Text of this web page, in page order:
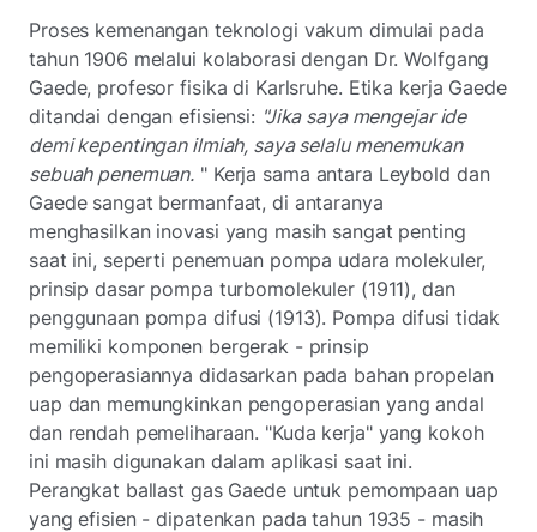
Proses kemenangan teknologi vakum dimulai pada
tahun 1906 melalui kolaborasi dengan Dr. Wolfgang
Gaede, profesor fisika di Karlsruhe. Etika kerja Gaede
ditandai dengan efisiensi: "Jika saya mengejar ide
demi kepentingan ilmiah, saya selalu menemukan
sebuah penemuan. " Kerja sama antara Leybold dan
Gaede sangat bermanfaat, di antaranya
menghasilkan inovasi yang masih sangat penting
saat ini, seperti penemuan pompa udara molekuler,
prinsip dasar pompa turbomolekuler (1911), dan
penggunaan pompa difusi (1913). Pompa difusi tidak
memiliki komponen bergerak - prinsip
pengoperasiannya didasarkan pada bahan propelan
uap dan memungkinkan pengoperasian yang andal
dan rendah pemeliharaan. "Kuda kerja" yang kokoh
ini masih digunakan dalam aplikasi saat ini.
Perangkat ballast gas Gaede untuk pemompaan uap
yang efisien - dipatenkan pada tahun 1935 - masih